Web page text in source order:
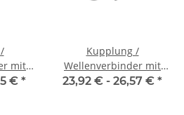
mit
K 16
€ *
Kupplung /
Wellenverbinder mit
Klemmnaben WSV-K 16
23,92 € - 26,57 € *